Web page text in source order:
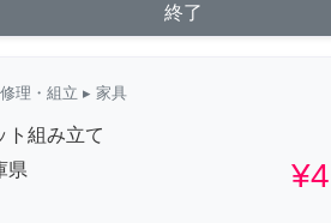
終了
修理・組立 ▸ 家具
ト組み立て
県